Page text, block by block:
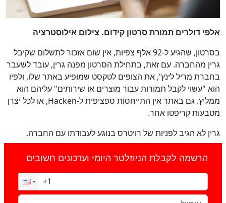
אלפי דולרים תמורת סרטון קידום. צילום אילוסטרציה
בסרטון, שהגיע ל-92 אלף צפיות, אין שום אזכור לתשלום שקיבל
גרין מהחברה. עם זאת, בתחילת הסרטון מפנה גרין, עובד לשעבר
בחברת מריל לינץ', את הצופים לטקסט שמופיע באתר שלו, ולפיו
הוא "עשוי לקבל תמורות עבור מוצרים או שירותים" עליהם הוא
ממליץ. גם באתר אין התייחסות ספציפית ל-Hacken, או לכל יצרן
מטבעות קריפטו אחר.
גרין לא הגיב לפניות של רויטרס בנוגע לעבודתו עם החברה.
הרשמה לקבלת הניוזלטר היומי ועדכונים חשובים